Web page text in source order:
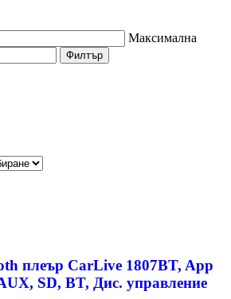
Максимална
Филтър
плеър CarLive 1807BT, App
SD, BT, Дис. управление